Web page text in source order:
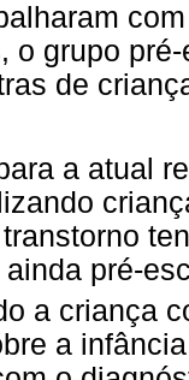
o grupo
de
a atual
pré-
a criança
a